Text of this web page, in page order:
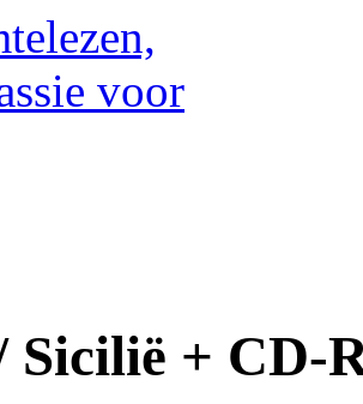
Sicilië + CD-